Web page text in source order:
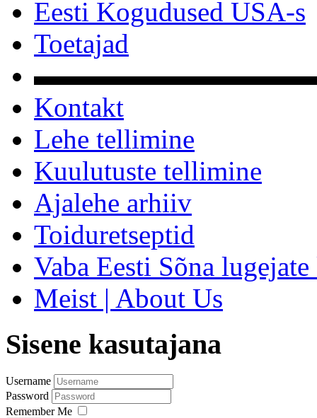
Eesti Kogudused USA-s
Toetajad
Kontakt
Lehe tellimine
Kuulutuste tellimine
Ajalehe arhiiv
Toiduretseptid
Vaba Eesti Sõna
Meist | About Us
Sisene kasutajana
Username
Password
Remember Me